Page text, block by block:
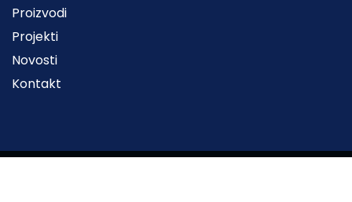
Proizvodi
Projekti
Novosti
Kontakt